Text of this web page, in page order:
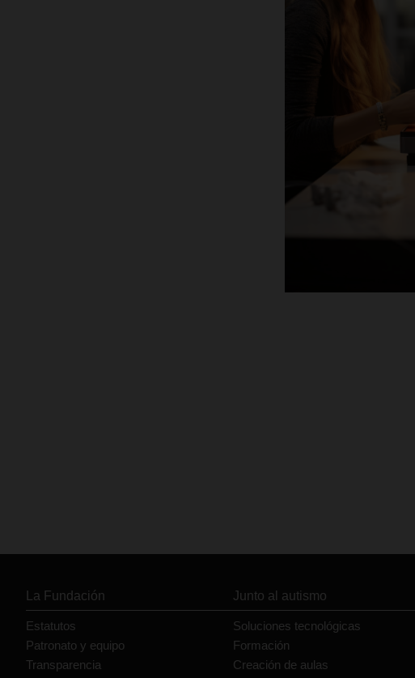
La Fundación
Estatutos
Patronato y equipo
Transparencia
Junto al autismo
Soluciones tecnológicas
Formación
Creación de aulas